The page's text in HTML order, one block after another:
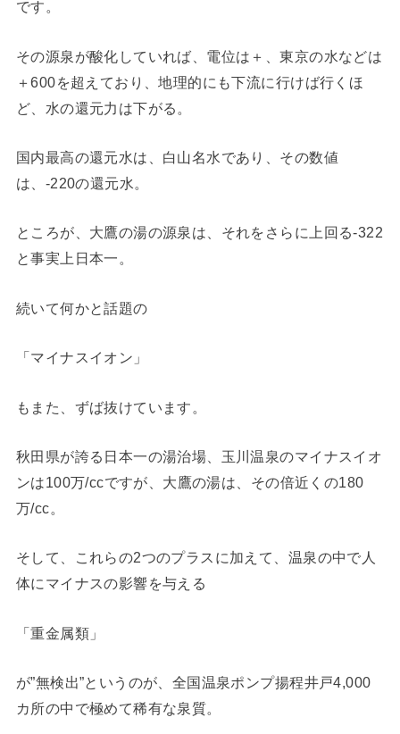
です。
その源泉が酸化していれば、電位は＋、東京の水などは
＋600を超えており、地理的にも下流に行けば行くほ
ど、水の還元力は下がる。
国内最高の還元水は、白山名水であり、その数値
は、-220の還元水。
ところが、大鷹の湯の源泉は、それをさらに上回る-322
と事実上日本一。
続いて何かと話題の
「マイナスイオン」
もまた、ずば抜けています。
秋田県が誇る日本一の湯治場、玉川温泉のマイナスイオ
ンは100万/ccですが、大鷹の湯は、その倍近くの180
万/cc。
そして、これらの2つのプラスに加えて、温泉の中で人
体にマイナスの影響を与える
「重金属類」
が”無検出”というのが、全国温泉ポンプ揚程井戸4,000
カ所の中で極めて稀有な泉質。